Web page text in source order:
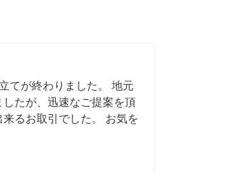
てが終わりました。 地元
たが、迅速なご提案を頂
るお取引でした。 お気を